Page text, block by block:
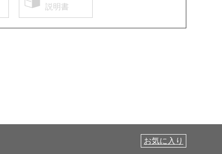
説明書
お気に入り